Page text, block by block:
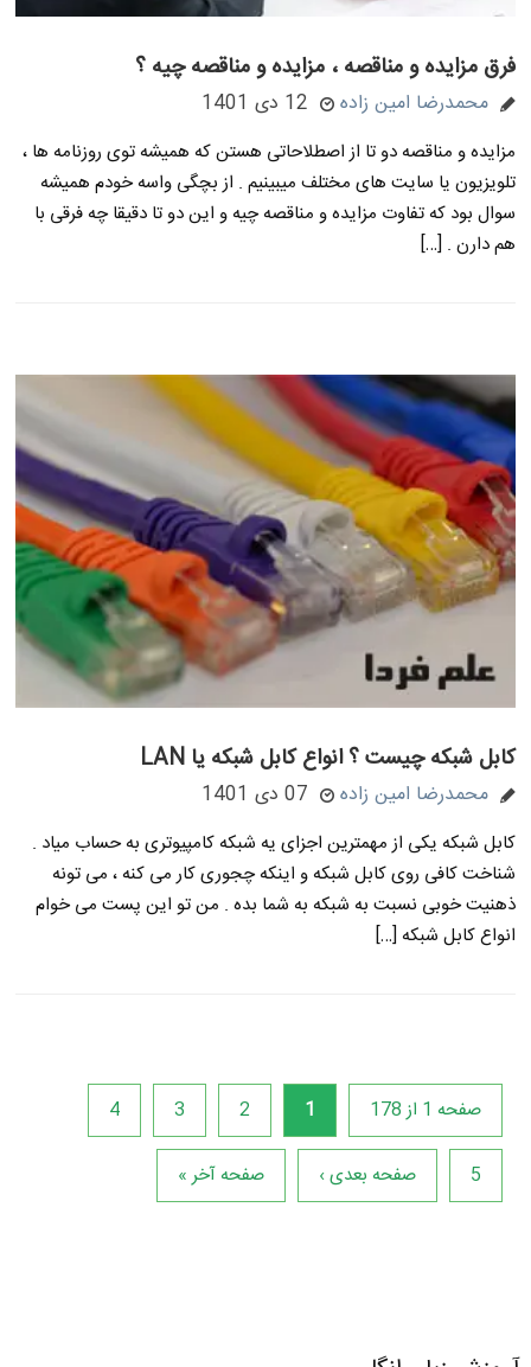
فرق مزایده و مناقصه ، مزایده و مناقصه چیه ؟
محمدرضا امین زاده 12 دی 1401
مزایده و مناقصه دو تا از اصطلاحاتی هستن که همیشه توی روزنامه ها ،
تلویزیون یا سایت های مختلف میبینیم . از بچگی واسه خودم همیشه
سوال بود که تفاوت مزایده و مناقصه چیه و این دو تا دقیقا چه فرقی با
هم دارن . […]
کابل شبکه چیست ؟ انواع کابل شبکه یا LAN
محمدرضا امین زاده 07 دی 1401
کابل شبکه یکی از مهمترین اجزای یه شبکه کامپیوتری به حساب میاد .
شناخت کافی روی کابل شبکه و اینکه چجوری کار می کنه ، می تونه
ذهنیت خوبی نسبت به شبکه به شما بده . من تو این پست می خوام
انواع کابل شبکه […]
صفحه 1 از 178 1
2
3
4
5 صفحه بعدی › صفحه آخر »